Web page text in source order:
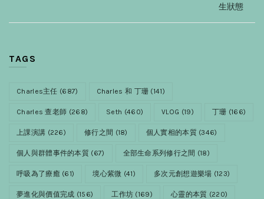
生狀態
TAGS
Charles主任 (687) Charles 和 丁珊 (141)
Charles 查老師 (268) Seth (460) VLOG (19) 丁珊 (166)
上課演講 (226) 修行之間 (18) 個人實相的本質(346)
個人與群體事件的本質 (67) 全部生命系列修行之間 (18)
呼吸為了療癒 (61) 境心紫微 (41) 多次元創想遊樂場 (123)
夢進化與價值完成 (156) 工作坊 (169) 心靈的本質 (220)